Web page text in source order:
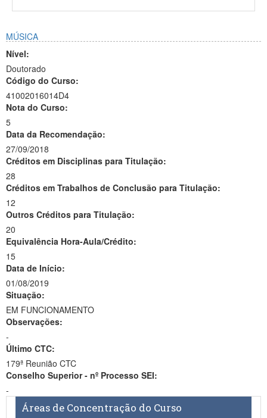
MÚSICA
Nível:
Doutorado
Código do Curso:
41002016014D4
Nota do Curso:
5
Data da Recomendação:
27/09/2018
Créditos em Disciplinas para Titulação:
28
Créditos em Trabalhos de Conclusão para Titulação:
12
Outros Créditos para Titulação:
20
Equivalência Hora-Aula/Crédito:
15
Data de Início:
01/08/2019
Situação:
EM FUNCIONAMENTO
Observações:
-
Último CTC:
179ª Reunião CTC
Conselho Superior - nº Processo SEI:
-
Áreas de Concentração do Curso